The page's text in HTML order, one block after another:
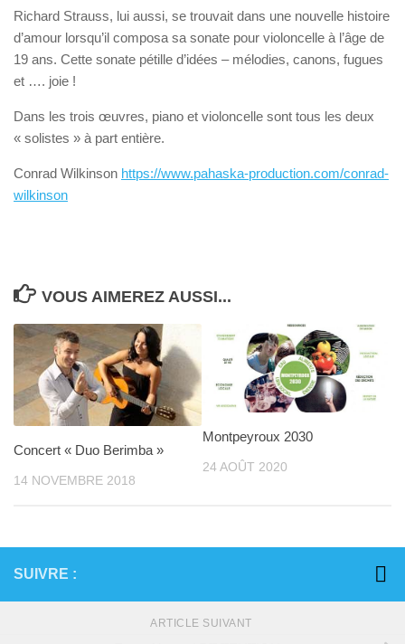
Richard Strauss, lui aussi, se trouvait dans une nouvelle histoire
d’amour lorsqu’il composa sa sonate pour violoncelle à l’âge de
19 ans. Cette sonate pétille d’idées – mélodies, canons, fugues
et …. joie !
Dans les trois œuvres, piano et violoncelle sont tous les deux
« solistes » à part entière.
Conrad Wilkinson https://www.pahaska-production.com/conrad-
wilkinson
VOUS AIMEREZ AUSSI...
Concert « Duo Berimba »
14 NOVEMBRE 2018
Montpeyroux 2030
24 AOÛT 2020
SUIVRE :
ARTICLE SUIVANT